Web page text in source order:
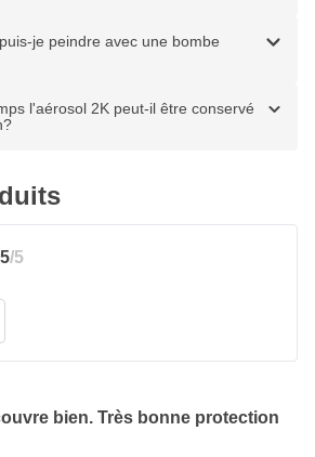
je peindre avec une bombe
l'aérosol 2K peut-il être conservé
5/5
bien. Très bonne protection